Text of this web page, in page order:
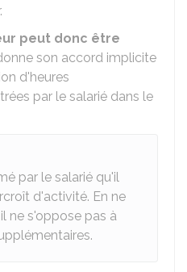
peut donc être
son accord implicite
d'heures
par le salarié dans le
par le salarié qu'il
d'activité. En ne
ne s'oppose pas à